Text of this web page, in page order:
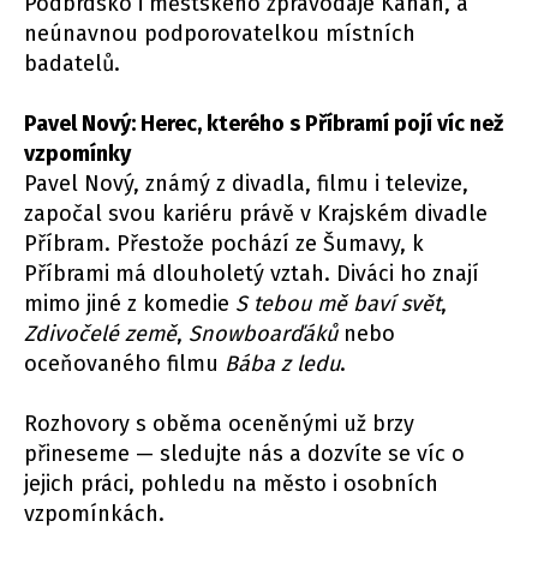
neúnavnou podporovatelkou místních
badatelů.
Pavel Nový: Herec, kterého s Příbramí pojí víc než
vzpomínky
Pavel Nový, známý z divadla, filmu i televize,
započal svou kariéru právě v Krajském divadle
Příbram. Přestože pochází ze Šumavy, k
Příbrami má dlouholetý vztah. Diváci ho znají
mimo jiné z komedie S tebou mě baví svět,
Zdivočelé země, Snowboarďákůnebo
oceňovaného filmu Bába z ledu.
Rozhovory s oběma oceněnými už brzy
přineseme — sledujte nás a dozvíte se víc o
jejich práci, pohledu na město i osobních
vzpomínkách.